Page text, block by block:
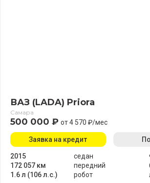
ВАЗ (LADA) Priora
Самара
500 000 ₽ от 4 570 ₽/мес
2015
172 057 км
1.6 л (106 л.с.)
седан
передний
робот
Заявка на кредит